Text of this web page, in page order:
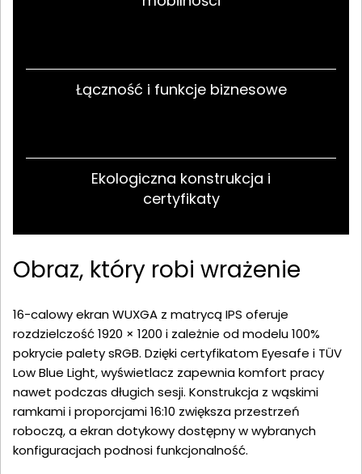
Łączność i funkcje biznesowe
Ekologiczna konstrukcja i
certyfikaty
Obraz, który robi wrażenie
16-calowy ekran WUXGA z matrycą IPS oferuje
rozdzielczość 1920 × 1200 i zależnie od modelu 100%
pokrycie palety sRGB. Dzięki certyfikatom Eyesafe i TÜV
Low Blue Light, wyświetlacz zapewnia komfort pracy
nawet podczas długich sesji. Konstrukcja z wąskimi
ramkami i proporcjami 16:10 zwiększa przestrzeń
roboczą, a ekran dotykowy dostępny w wybranych
konfiguracjach podnosi funkcjonalność.